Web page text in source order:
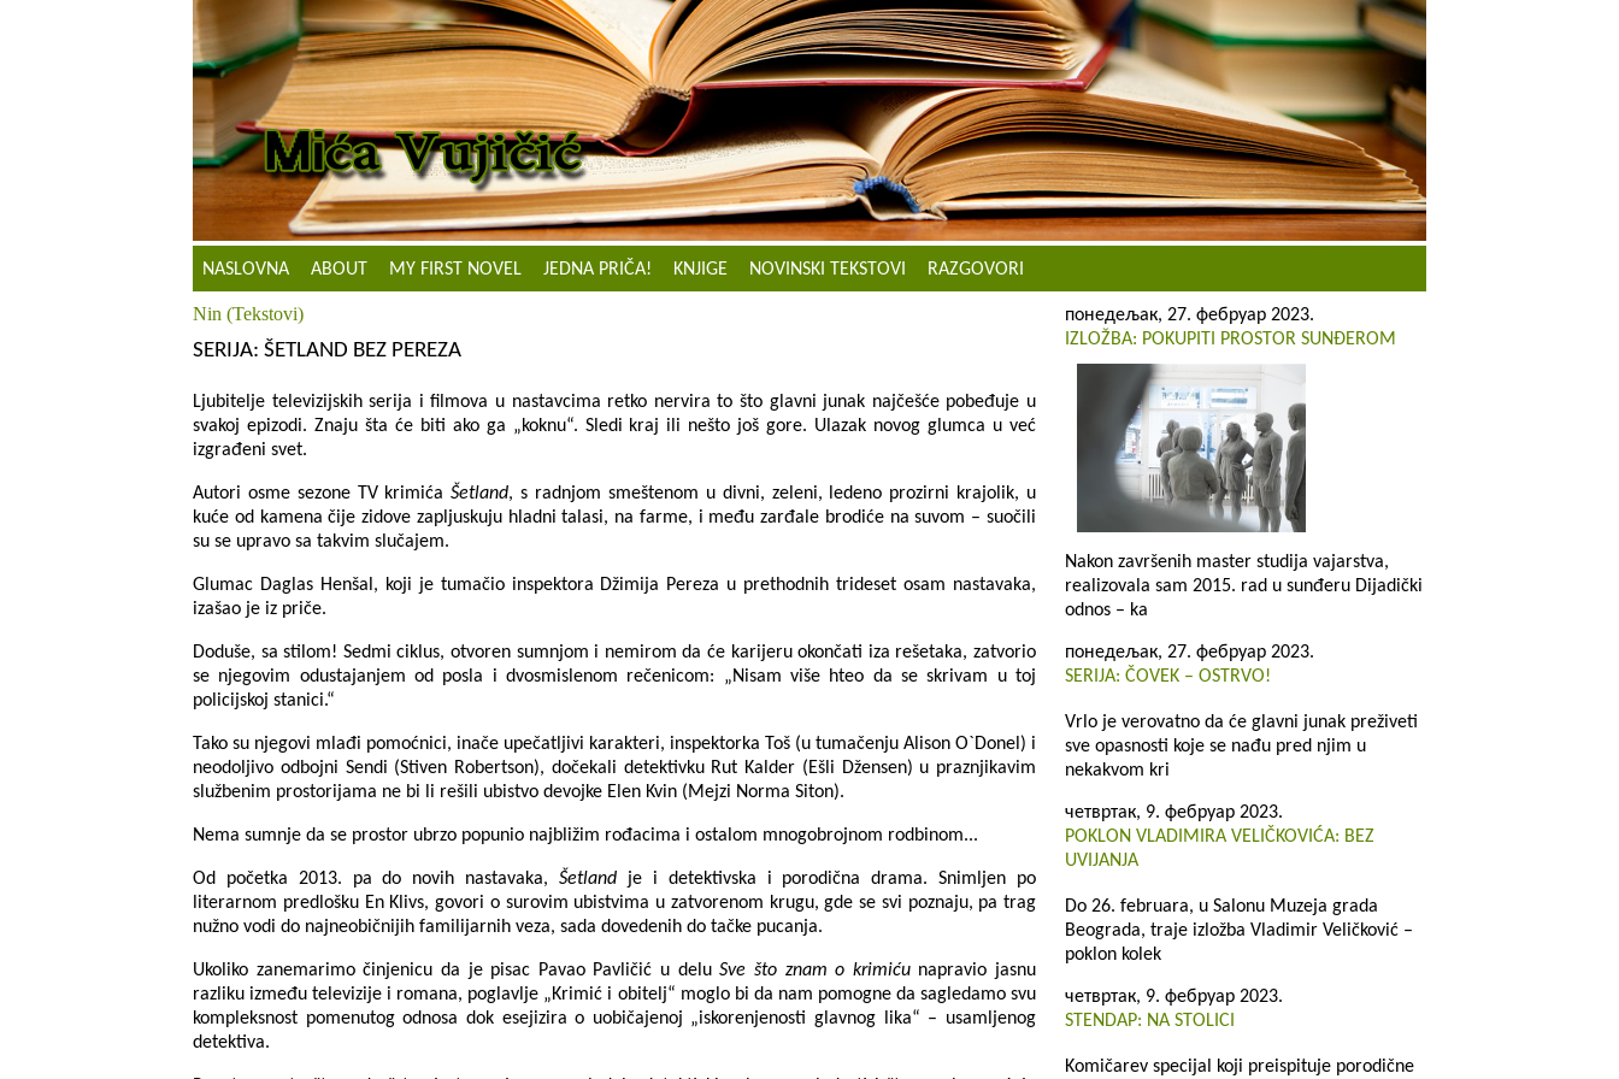
NASLOVNA ABOUT MY FIRST NOVEL JEDNA PRIČA! KNJIGE NOVINSKI TEKSTOVI RAZGOVORI
Nin (Tekstovi)
SERIJA: ŠETLAND BEZ PEREZA
Ljubitelje televizijskih serija i filmova u nastavcima retko nervira to što glavni junak najčešće pobeđuje u
svakoj epizodi. Znaju šta će biti ako ga „koknu“. Sledi kraj ili nešto još gore. Ulazak novog glumca u već
izgrađeni svet.
Autori osme sezone TV krimićaŠetland, s radnjom smeštenom u divni, zeleni, ledeno prozirni krajolik, u
kuće od kamena čije zidove zapljuskuju hladni talasi, na farme, i među zarđale brodiće na suvom – suočili
su se upravo sa takvim slučajem.
Glumac Daglas Henšal, koji je tumačio inspektora Džimija Pereza u prethodnih trideset osam nastavaka,
izašao je iz priče.
Doduše, sa stilom! Sedmi ciklus, otvoren sumnjom i nemirom da će karijeru okončati iza rešetaka, zatvorio
se njegovim odustajanjem od posla i dvosmislenom rečenicom: „Nisam više hteo da se skrivam u toj
policijskoj stanici.“
Tako su njegovi mlađi pomoćnici, inače upečatljivi karakteri, inspektorka Toš (u tumačenju Alison O`Donel) i
neodoljivo odbojni Sendi (Stiven Robertson), dočekali detektivku Rut Kalder (Ešli Džensen) u praznjikavim
službenim prostorijama ne bi li rešili ubistvo devojke Elen Kvin (Mejzi Norma Siton).
Nema sumnje da se prostor ubrzo popunio najbližim rođacima i ostalom mnogobrojnom rodbinom...
Od početka 2013. pa do novih nastavaka,Šetland je i detektivska i porodična drama. Snimljen po
literarnom predlošku En Klivs, govori o surovim ubistvima u zatvorenom krugu, gde se svi poznaju, pa trag
nužno vodi do najneobičnijih familijarnih veza, sada dovedenih do tačke pucanja.
Ukoliko zanemarimo činjenicu da je pisac Pavao Pavličić u deluSve što znam o krimićunapravio jasnu
razliku između televizije i romana, poglavlje „Krimić i obitelj“ moglo bi da nam pomogne da sagledamo svu
kompleksnost pomenutog odnosa dok esejizira o uobičajenoj „iskorenjenosti glavnog lika“ – usamljenog
detektiva.
понедељак, 27. фебруар 2023.
IZLOŽBA: POKUPITI PROSTOR SUNĐEROM
Nakon završenih master studija vajarstva,
realizovala sam 2015. rad u sunđeru Dijadički
odnos – ka
понедељак, 27. фебруар 2023.
SERIJA: ČOVEK – OSTRVO!
Vrlo je verovatno da će glavni junak preživeti
sve opasnosti koje se nađu pred njim u
nekakvom kri
четвртак, 9. фебруар 2023.
POKLON VLADIMIRA VELIČKOVIĆA: BEZ
UVIJANJA
Do 26. februara, u Salonu Muzeja grada
Beograda, traje izložba Vladimir Veličković –
poklon kolek
четвртак, 9. фебруар 2023.
STENDAP: NA STOLICI
Komičarev specijal koji preispituje porodične